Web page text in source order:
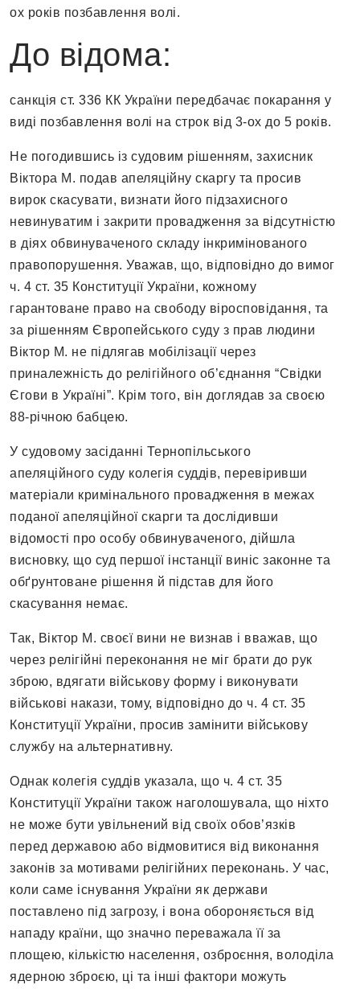
ох років позбавлення волі.
До відома:
санкція ст. 336 КК України передбачає покарання у
виді позбавлення волі на строк від 3-ох до 5 років.
Не погодившись із судовим рішенням, захисник
Віктора М. подав апеляційну скаргу та просив
вирок скасувати, визнати його підзахисного
невинуватим і закрити провадження за відсутністю
в діях обвинуваченого складу інкримінованого
правопорушення. Уважав, що, відповідно до вимог
ч. 4 ст. 35 Конституції України, кожному
гарантоване право на свободу віросповідання, та
за рішенням Європейського суду з прав людини
Віктор М. не підлягав мобілізації через
приналежність до релігійного об’єднання “Свідки
Єгови в Україні”. Крім того, він доглядав за своєю
88-річною бабцею.
У судовому засіданні Тернопільського
апеляційного суду колегія суддів, перевіривши
матеріали кримінального провадження в межах
поданої апеляційної скарги та дослідивши
відомості про особу обвинуваченого, дійшла
висновку, що суд першої інстанції виніс законне та
обґрунтоване рішення й підстав для його
скасування немає.
Так, Віктор М. своєї вини не визнав і вважав, що
через релігійні переконання не міг брати до рук
зброю, вдягати військову форму і виконувати
військові накази, тому, відповідно до ч. 4 ст. 35
Конституції України, просив замінити військову
службу на альтернативну.
Однак колегія суддів указала, що ч. 4 ст. 35
Конституції України також наголошувала, що ніхто
не може бути увільнений від своїх обов’язків
перед державою або відмовитися від виконання
законів за мотивами релігійних переконань. У час,
коли саме існування України як держави
поставлено під загрозу, і вона обороняється від
нападу країни, що значно переважала її за
площею, кількістю населення, озброєння, володіла
ядерною зброєю, ці та інші фактори можуть